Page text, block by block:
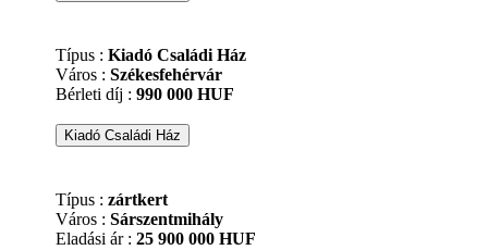
Típus : Kiadó Családi Ház
Város : Székesfehérvár
Bérleti díj : 990 000 HUF
Típus : zártkert
Város : Sárszentmihály
Eladási ár : 25 900 000 HUF